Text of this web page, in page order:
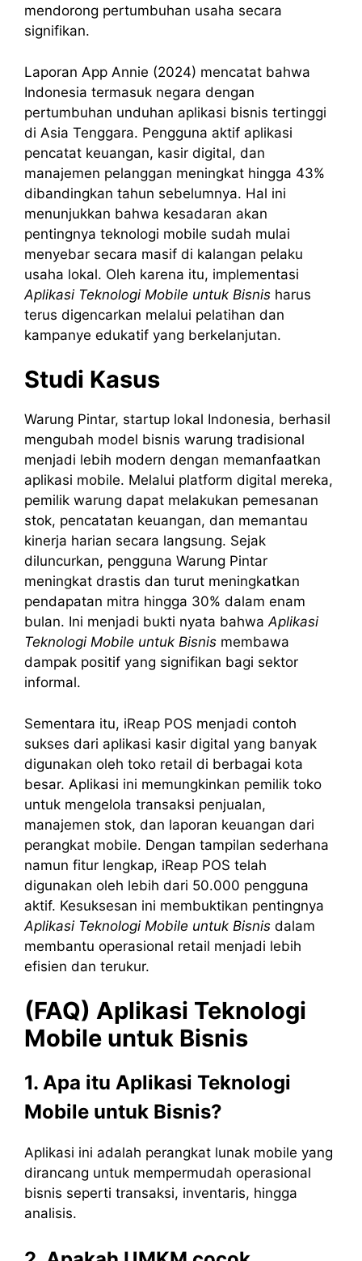
mendorong pertumbuhan usaha secara
signifikan.
Laporan App Annie (2024) mencatat bahwa
Indonesia termasuk negara dengan
pertumbuhan unduhan aplikasi bisnis tertinggi
di Asia Tenggara. Pengguna aktif aplikasi
pencatat keuangan, kasir digital, dan
manajemen pelanggan meningkat hingga 43%
dibandingkan tahun sebelumnya. Hal ini
menunjukkan bahwa kesadaran akan
pentingnya teknologi mobile sudah mulai
menyebar secara masif di kalangan pelaku
usaha lokal. Oleh karena itu, implementasi
Aplikasi Teknologi Mobile untuk Bisnis harus
terus digencarkan melalui pelatihan dan
kampanye edukatif yang berkelanjutan.
Studi Kasus
Warung Pintar, startup lokal Indonesia, berhasil
mengubah model bisnis warung tradisional
menjadi lebih modern dengan memanfaatkan
aplikasi mobile. Melalui platform digital mereka,
pemilik warung dapat melakukan pemesanan
stok, pencatatan keuangan, dan memantau
kinerja harian secara langsung. Sejak
diluncurkan, pengguna Warung Pintar
meningkat drastis dan turut meningkatkan
pendapatan mitra hingga 30% dalam enam
bulan. Ini menjadi bukti nyata bahwaAplikasi
Teknologi Mobile untuk Bisnis membawa
dampak positif yang signifikan bagi sektor
informal.
Sementara itu, iReap POS menjadi contoh
sukses dari aplikasi kasir digital yang banyak
digunakan oleh toko retail di berbagai kota
besar. Aplikasi ini memungkinkan pemilik toko
untuk mengelola transaksi penjualan,
manajemen stok, dan laporan keuangan dari
perangkat mobile. Dengan tampilan sederhana
namun fitur lengkap, iReap POS telah
digunakan oleh lebih dari 50.000 pengguna
aktif. Kesuksesan ini membuktikan pentingnya
Aplikasi Teknologi Mobile untuk Bisnis dalam
membantu operasional retail menjadi lebih
efisien dan terukur.
(FAQ) Aplikasi Teknologi
Mobile untuk Bisnis
1. Apa itu Aplikasi Teknologi
Mobile untuk Bisnis?
Aplikasi ini adalah perangkat lunak mobile yang
dirancang untuk mempermudah operasional
bisnis seperti transaksi, inventaris, hingga
analisis.